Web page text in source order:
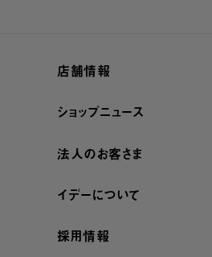
店舗情報
ショップニュース
法人のお客さま
イデーについて
採用情報